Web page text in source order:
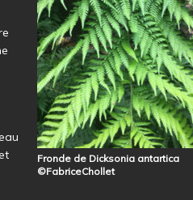
Fronde de Dicksonia antartica
©FabriceChollet